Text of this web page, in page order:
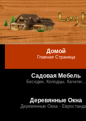
Домой
Главная Страница
Садовая Мебель
Беседки, Колодцы, Качели...
Деревянные Окна
Деревянные Окна -